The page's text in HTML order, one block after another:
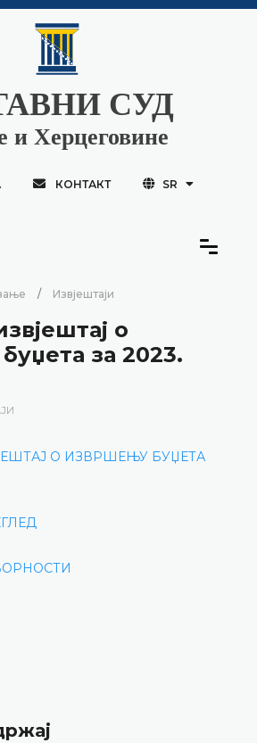
СУД
и Херцеговине
КОНТАКТ SR
Извјештаји
о
за 2023.
О ИЗВРШЕЊУ БУЏЕТА